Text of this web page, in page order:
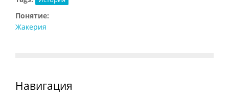
Понятие:
Жакерия
Навигация